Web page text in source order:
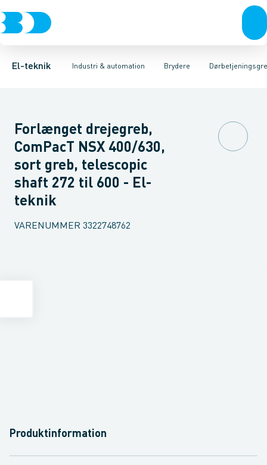
El-teknik Industri & automation
Afbrydere, stikkontakter & lampeudtagForgreningsmateriel
Brydere
Industristiksystemer Frekvensomformere og softstartere
Motorbetjening for effektafbryder Ombygningssæt til
Forlænget drejegreb,
ComPacT NSX 400/630,
sort greb, telescopic
shaft 272 til 600 - El-
teknik
VARENUMMER 3322748762
Produktinformation